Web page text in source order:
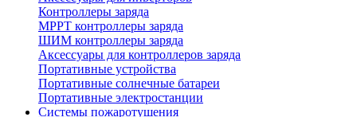
Контроллеры заряда
MPPT контроллеры заряда
ШИМ контроллеры заряда
Аксессуары для контроллеров заряда
Портативные устройства
Портативные солнечные батареи
Портативные электростанции
Системы пожаротушения